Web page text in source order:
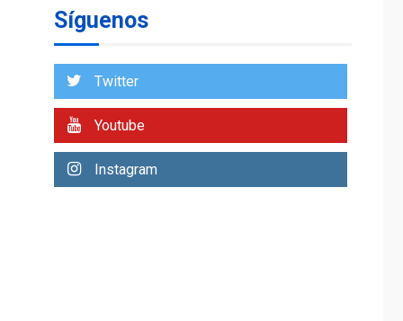
1
ÚLTIMA HORA
operaciones de carga
Aeropuerto de
Síguenos
Twitter
Youtube
Instagram